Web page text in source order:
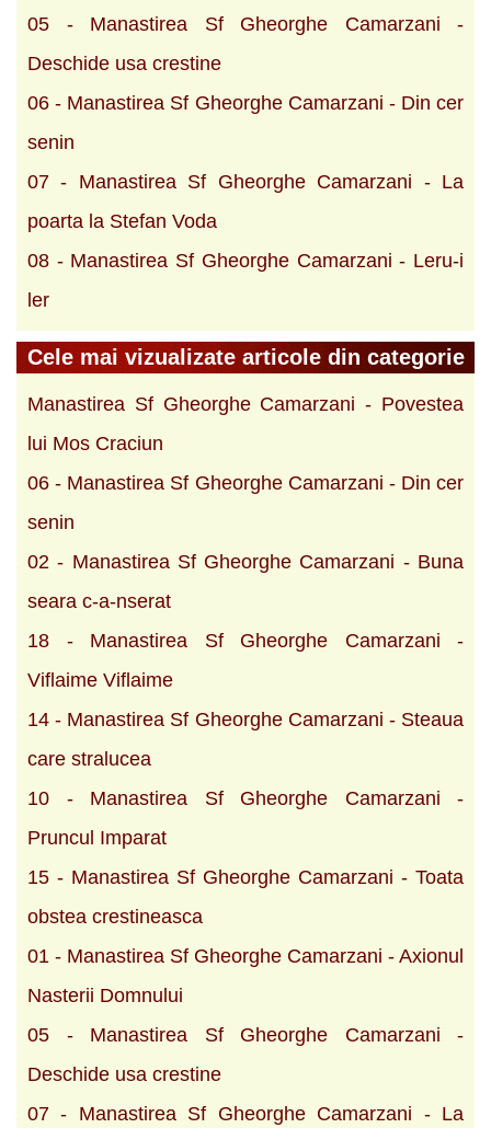
05 - Manastirea Sf Gheorghe Camarzani -
Deschide usa crestine
06 - Manastirea Sf Gheorghe Camarzani - Din cer
senin
07 - Manastirea Sf Gheorghe Camarzani - La
poarta la Stefan Voda
08 - Manastirea Sf Gheorghe Camarzani - Leru-i
ler
Cele mai vizualizate articole din categorie
Manastirea Sf Gheorghe Camarzani - Povestea
lui Mos Craciun
06 - Manastirea Sf Gheorghe Camarzani - Din cer
senin
02 - Manastirea Sf Gheorghe Camarzani - Buna
seara c-a-nserat
18 - Manastirea Sf Gheorghe Camarzani -
Viflaime Viflaime
14 - Manastirea Sf Gheorghe Camarzani - Steaua
care stralucea
10 - Manastirea Sf Gheorghe Camarzani -
Pruncul Imparat
15 - Manastirea Sf Gheorghe Camarzani - Toata
obstea crestineasca
01 - Manastirea Sf Gheorghe Camarzani - Axionul
Nasterii Domnului
05 - Manastirea Sf Gheorghe Camarzani -
Deschide usa crestine
07 - Manastirea Sf Gheorghe Camarzani - La